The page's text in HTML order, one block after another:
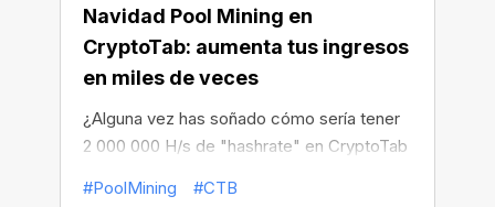
Navidad Pool Mining en
CryptoTab: aumenta tus ingresos
en miles de veces
¿Alguna vez has soñado cómo sería tener
2 000 000 H/s de "hashrate" en CryptoTab
supondría para tus ingresos en BTC? ¡Es el
#PoolMining
#CTB